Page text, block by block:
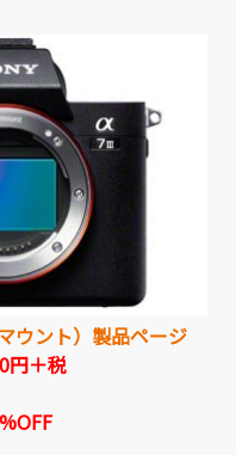
ウント）製品ページ
円＋税